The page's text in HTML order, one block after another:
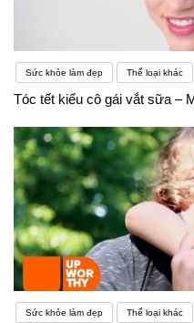
Sức khỏe làm đẹp Thể loại khác
Tóc tết kiểu cô gái vắt sữa –
Sức khỏe làm đẹp Thể loại khác